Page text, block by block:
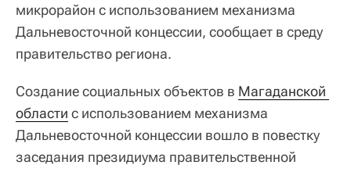
микрорайон с использованием механизма
Дальневосточной концессии, сообщает в среду
правительство региона.
Создание социальных объектов в Магаданской
области с использованием механизма
Дальневосточной концессии вошло в повестку
заседания президиума правительственной